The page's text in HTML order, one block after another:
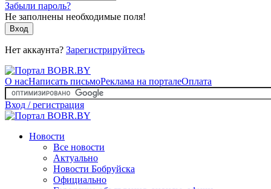
Забыли пароль?
Не заполнены необходимые поля!
Вход
Нет аккаунта? Зарегистрируйтесь
О насНаписать письмоРеклама на порталеОплата
Вход / регистрация
Новости
Все новости
Актуально
Новости Бобруйска
Официально